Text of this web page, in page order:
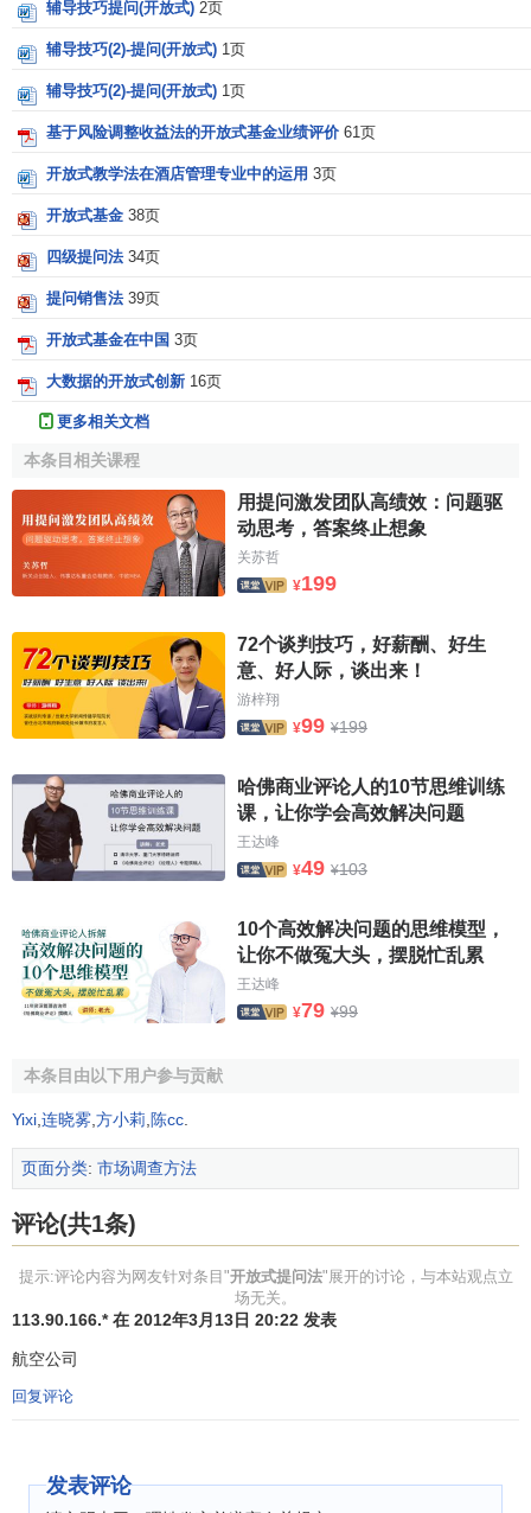
旅行————
3．语句完成法。提出一些不完整的语句，每次一个，由
被调查者完成该句子。例如：
当我口渴时，我想喝————
4．故事完成法。提出一个未完成的故事，由被调查人来
完成它。例如；几天前我搭乘
伙食是冷冰冰的三明治，这使我有下述的感想……
(请完成这段故事)。
5．漫画法。将一幅漫画展示在应答者前，一个人已发表
了一个意见，要求被调查者发表另一个意见。例如：
在一电器商店内，售货员向踏进店门的
“您要买哪种微波炉?上海货还是广州货?。顾客方面留一空白
的框子，要求被调查者发表另一个意见并填写在空框内。
6．主题统觉测验法，向应答者出示一组图片或照片，要
求他根据自己的理解虚构一则故事。例如：
图上画着一男一女两位年轻人，女的爱不释手地看着一
件绣花女衬衣。男的在皮夹里掏钱，图上附言是“给女朋友的
礼品贵不贵啊！”(要求被调查者编一段100字的故事)。
封闭式提问法
参考文献
↑朱德惠,薛任福.中国总会计师实用大全[M].东北大学
出版社,1994年01月第1版
辅导技巧提问(开放式) 2页
辅导技巧(2)-提问(开放式) 1页
辅导技巧(2)-提问(开放式) 1页
基于风险调整收益法的开放式基金业绩评价 61页
开放式教学法在酒店管理专业中的运用 3页
开放式基金 38页
四级提问法 34页
提问销售法 39页
开放式基金在中国 3页
大数据的开放式创新 16页
更多相关文档
本条目相关课程
用提问激发团队高绩效：问题驱
动思考，答案终止想象
关苏哲
¥199
72个谈判技巧，好薪酬、好生
意、好人际，谈出来！
游梓翔
¥99 ¥199
哈佛商业评论人的10节思维训练
课，让你学会高效解决问题
王达峰
¥49 ¥103
10个高效解决问题的思维模型，
让你不做冤大头，摆脱忙乱累
王达峰
¥79 ¥99
本条目由以下用户参与贡献
Yixi 连晓雾 方小莉 陈cc
页面分类: 市场调查方法
评论(共1条)
提示:评论内容为网友针对条目"开放式提问法"展开的讨论，与本站观点立
场无关。
113.90.166.* 在 2012年3月13日 20:22 发表
航空公司
回复评论
发表评论